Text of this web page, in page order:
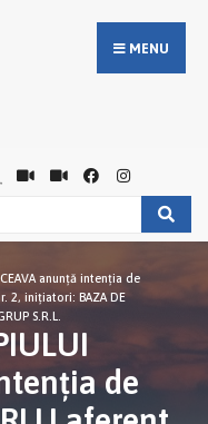
MENU
anunţă intenţia de
2, inițiatori: BAZA DE
S.R.L.
de